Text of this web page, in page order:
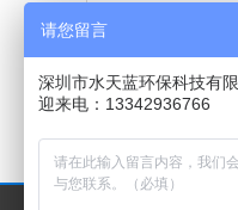
本文由水天蓝
杜邦
请您留言
深圳市水天蓝环保科技有
迎来电：13342936766